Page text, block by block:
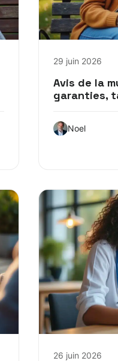
29 juin 2026
Avis de la
garanties,
Noel
26 juin 2026